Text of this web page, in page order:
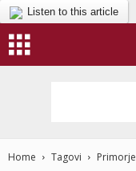
Listen to this article
Home Tagovi Primorje